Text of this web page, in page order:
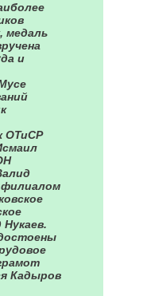
медаль
и
ОТиСР
филиалом
Кадыров